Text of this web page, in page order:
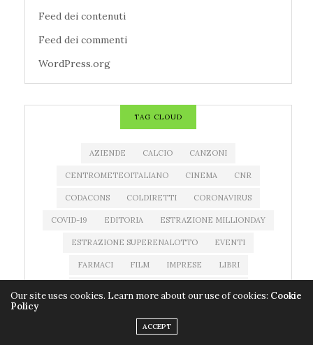
Feed dei contenuti
Feed dei commenti
WordPress.org
TAG CLOUD
AZIENDE CALCIO CANZONI
CENTROMETEOITALIANO CINEMA CNR
CODACONS COLDIRETTI CORONAVIRUS
COVID-19 EDITORIA ESTRAZIONE MILLIONDAY
ESTRAZIONE SUPERENALOTTO EVENTI
FARMACI FILM IMPRESE LIBRI
NEWS MUSICA NOTIZIATESTA
Our site uses cookies. Learn more about our use of cookies: Cookie
Policy
ACCEPT